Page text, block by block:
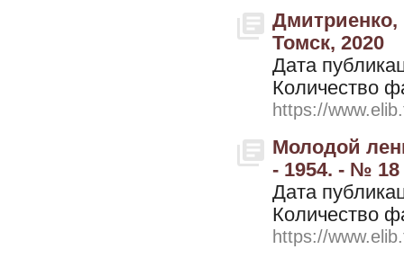
Дмитриенко,
Томск, 2020
Дата
Количество
https://
Молодой
- 1954. - № 18
Дата
Количество
https://